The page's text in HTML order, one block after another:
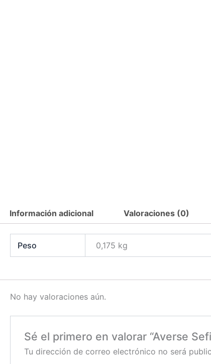
Información adicional Valoraciones (0)
Peso 0,175 kg
No hay valoraciones aún.
Sé el primero en valorar “Averse
Tu dirección de correo electrónico no será